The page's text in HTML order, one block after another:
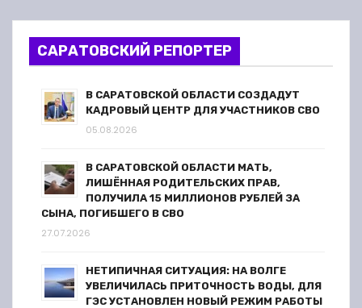
з
а
САРАТОВСКИЙ РЕПОРТЕР
В САРАТОВСКОЙ ОБЛАСТИ СОЗДАДУТ
КАДРОВЫЙ ЦЕНТР ДЛЯ УЧАСТНИКОВ СВО
05.08.2026
В САРАТОВСКОЙ ОБЛАСТИ МАТЬ,
ЛИШЁННАЯ РОДИТЕЛЬСКИХ ПРАВ,
ПОЛУЧИЛА 15 МИЛЛИОНОВ РУБЛЕЙ ЗА
СЫНА, ПОГИБШЕГО В СВО
27.07.2026
НЕТИПИЧНАЯ СИТУАЦИЯ: НА ВОЛГЕ
УВЕЛИЧИЛАСЬ ПРИТОЧНОСТЬ ВОДЫ, ДЛЯ
ГЭС УСТАНОВЛЕН НОВЫЙ РЕЖИМ РАБОТЫ